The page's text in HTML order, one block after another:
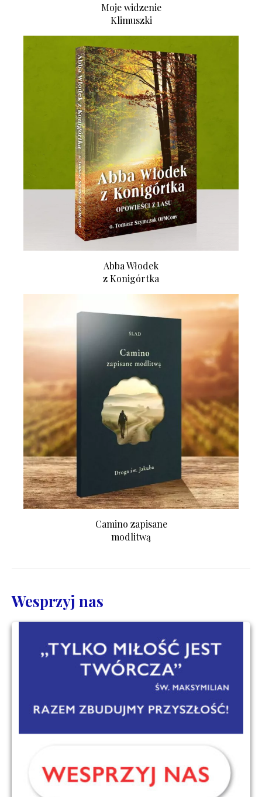
Moje widzenie
Klimuszki
Abba Włodek
z Konigórtka
Camino zapisane
modlitwą
Wesprzyj nas